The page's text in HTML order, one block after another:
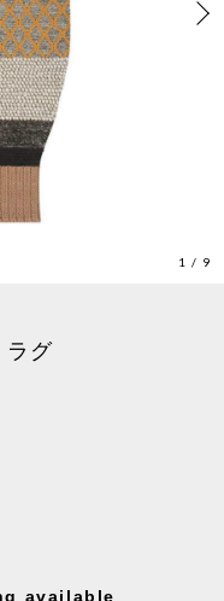
1 / 9
グ
available